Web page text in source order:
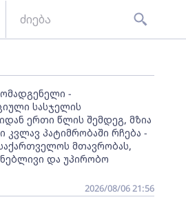
-
სასჯელის
ერთი წლის შემდეგ, მზია
პატიმრობაში რჩება -
მთავრობას,
და უპირობო
2026/08/06 21:56